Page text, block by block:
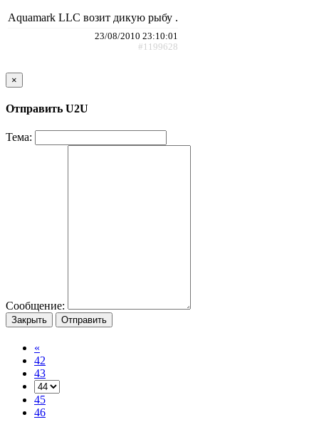
Aquamark LLC возит дикую рыбу .
23/08/2010 23:10:01
#1199628
×
Отправить U2U
Тема:
Сообщение:
Закрыть Отправить
«
42
43
45
46